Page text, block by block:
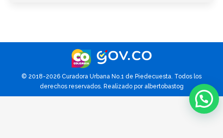
© 2018-2026 Curadora Urbana No.1 de Piedecuesta. Todos los
derechos reservados. Realizado por albertobastog